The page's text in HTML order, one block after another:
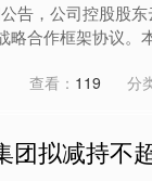
告，公司控股股
略合作框架协议。
查看： 119 分
团拟减持不